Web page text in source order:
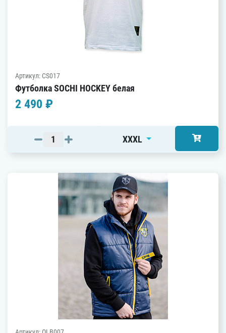
Артикул: CS017
Футболка SOCHI HOCKEY белая
2 490 ₽
XXXL